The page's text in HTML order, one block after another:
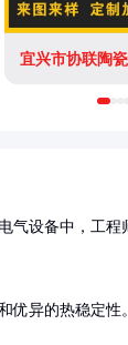
宜兴市协联陶
气设备中，工
优异的热稳定